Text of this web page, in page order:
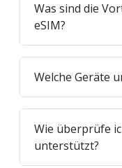
Was sind die
eSIM?
Welche Geräte
Wie überprüfe
unterstützt?